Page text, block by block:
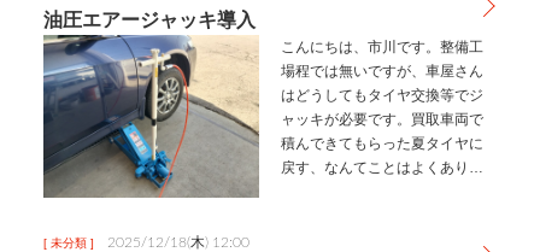
油圧エアージャッキ導入
こんにちは、市川です。整備工
場程では無いですが、車屋さん
はどうしてもタイヤ交換等でジ
ャッキが必要です。買取車両で
積んできてもらった夏タイヤに
戻す、なんてことはよくありま
[ 未分類 ] 2025/12/18(木) 12:00